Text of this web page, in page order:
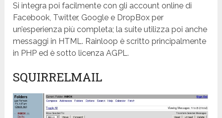
Si integra poi facilmente con gli account online di
Facebook, Twitter, Google e DropBox per
un’esperienza più completa; la suite utilizza poi anche
messaggi in HTML. Rainloop è scritto principalmente
in PHP ed è sotto licenza AGPL.
SQUIRRELMAIL